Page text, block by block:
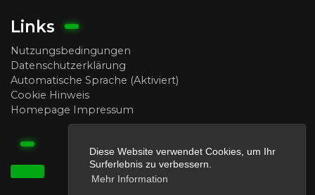
Diese Website verwendet Cookies, um Ihr
Surferlebnis zu verbessern.
Mehr Information
Links
Nutzungsbedingungen
Datenschutzerklärung
Automatische Sprache (Aktiviert)
Cookie Hinweis
Homepage Impressum